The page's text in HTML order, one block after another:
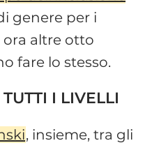
genere per i
altre otto
fare lo stesso.
I LIVELLI
, insieme, tra gli